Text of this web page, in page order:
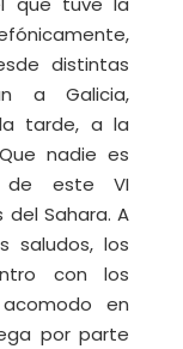
distintas
a Galicia,
tarde, a la
nadie es
de este VI
del Sahara. A
saludos, los
con los
en
por parte